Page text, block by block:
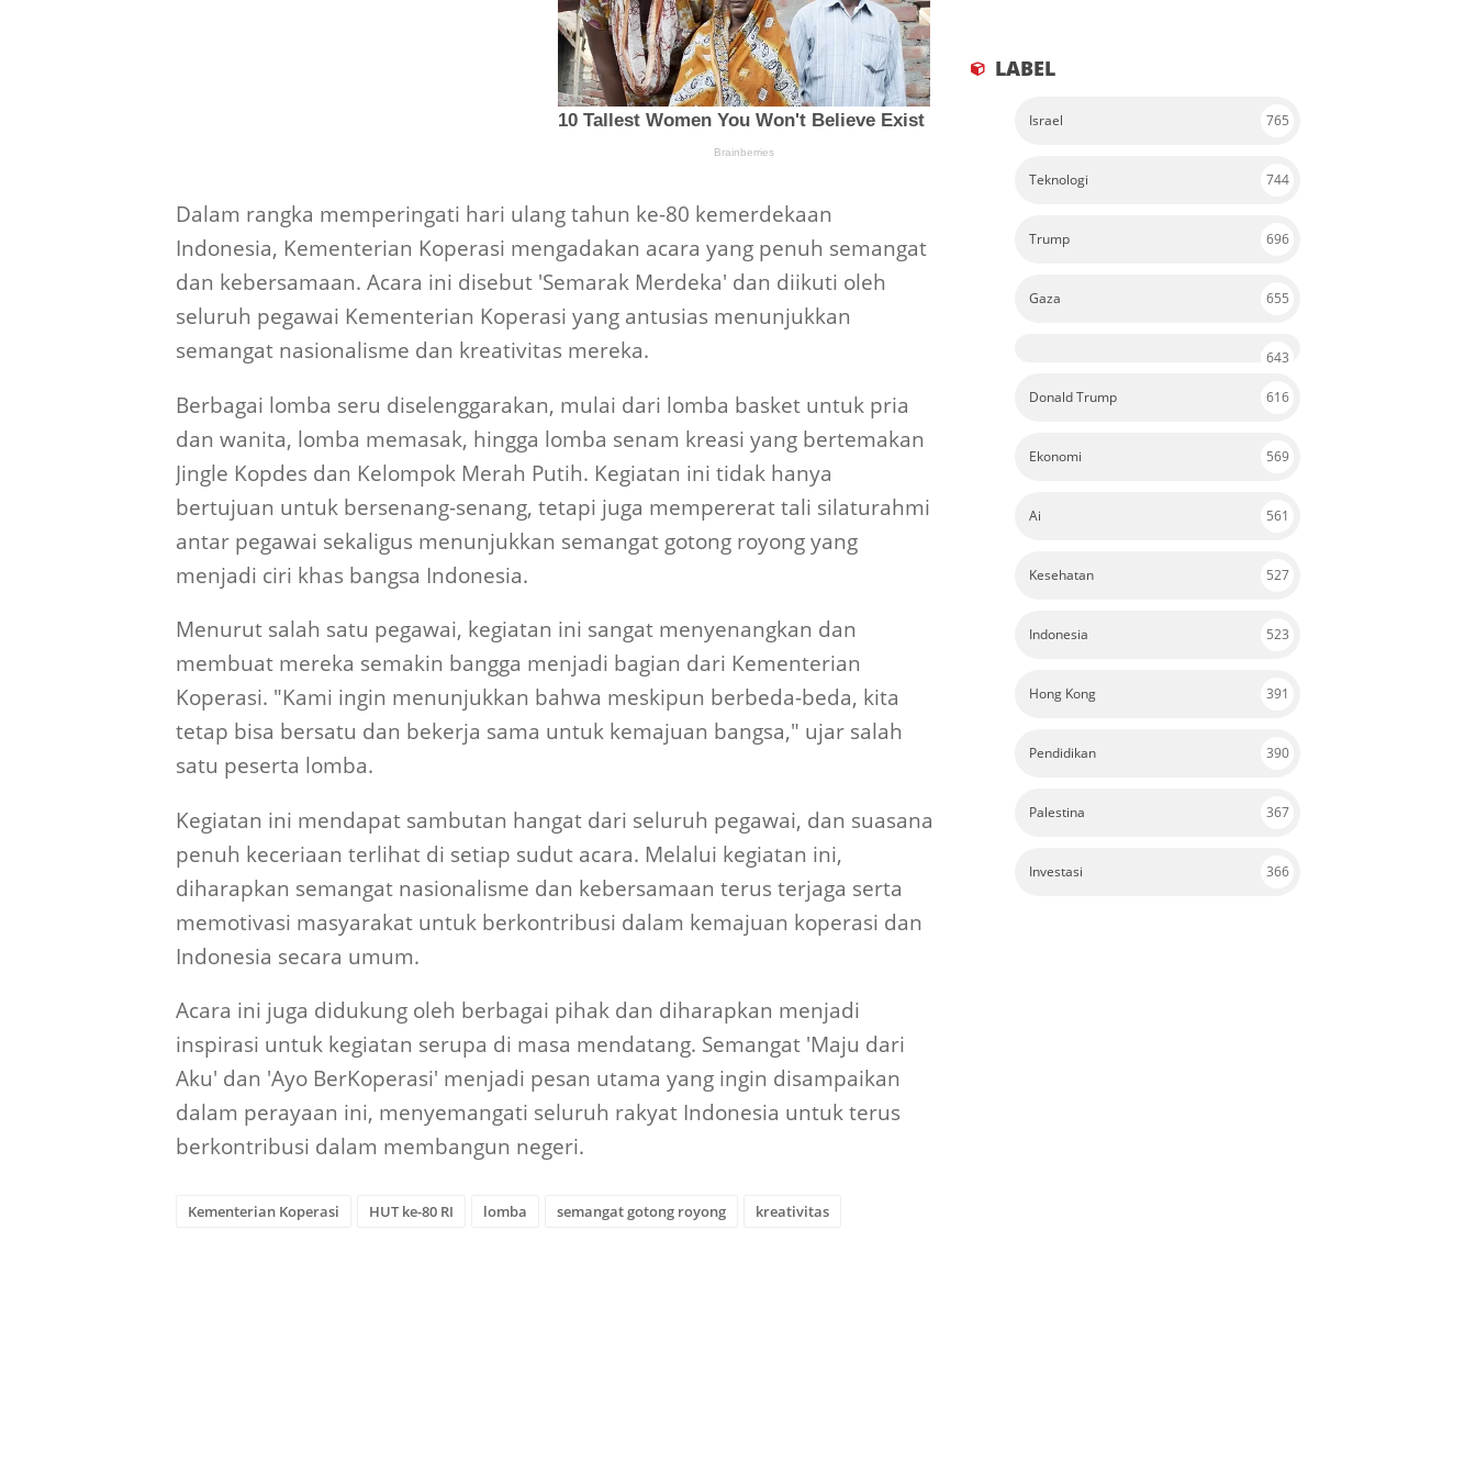
Dalam rangka memperingati hari ulang tahun ke-80 kemerdekaan
Indonesia, Kementerian Koperasi mengadakan acara yang penuh semangat
dan kebersamaan. Acara ini disebut 'Semarak Merdeka' dan diikuti oleh
seluruh pegawai Kementerian Koperasi yang antusias menunjukkan
semangat nasionalisme dan kreativitas mereka.
Berbagai lomba seru diselenggarakan, mulai dari lomba basket untuk pria
dan wanita, lomba memasak, hingga lomba senam kreasi yang bertemakan
Jingle Kopdes dan Kelompok Merah Putih. Kegiatan ini tidak hanya
bertujuan untuk bersenang-senang, tetapi juga mempererat tali silaturahmi
antar pegawai sekaligus menunjukkan semangat gotong royong yang
menjadi ciri khas bangsa Indonesia.
Menurut salah satu pegawai, kegiatan ini sangat menyenangkan dan
membuat mereka semakin bangga menjadi bagian dari Kementerian
Koperasi. "Kami ingin menunjukkan bahwa meskipun berbeda-beda, kita
tetap bisa bersatu dan bekerja sama untuk kemajuan bangsa," ujar salah
satu peserta lomba.
Kegiatan ini mendapat sambutan hangat dari seluruh pegawai, dan suasana
penuh keceriaan terlihat di setiap sudut acara. Melalui kegiatan ini,
diharapkan semangat nasionalisme dan kebersamaan terus terjaga serta
memotivasi masyarakat untuk berkontribusi dalam kemajuan koperasi dan
Indonesia secara umum.
Acara ini juga didukung oleh berbagai pihak dan diharapkan menjadi
inspirasi untuk kegiatan serupa di masa mendatang. Semangat 'Maju dari
Aku' dan 'Ayo BerKoperasi' menjadi pesan utama yang ingin disampaikan
dalam perayaan ini, menyemangati seluruh rakyat Indonesia untuk terus
berkontribusi dalam membangun negeri.
Kementerian Koperasi HUT ke-80 RI lomba semangat gotong royong kreativitas
LABEL
Israel 765
Teknologi 744
Trump 696
Gaza 655
643
Donald Trump 616
Ekonomi 569
Ai 561
Kesehatan 527
Indonesia 523
Hong Kong 391
Pendidikan 390
Palestina 367
Investasi 366